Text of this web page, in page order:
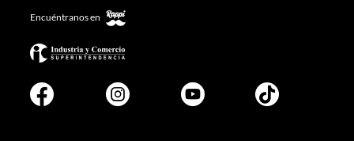
Encuéntranos en